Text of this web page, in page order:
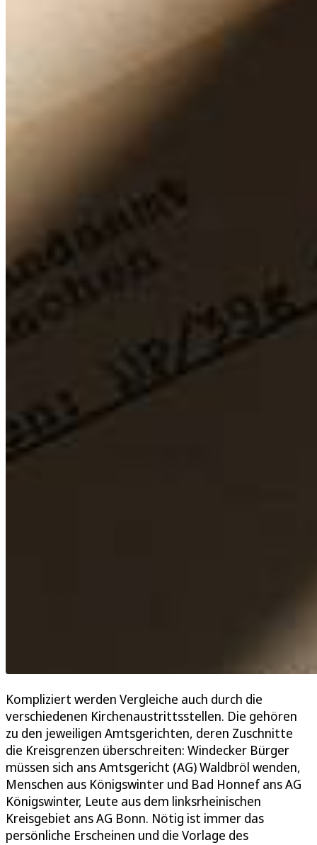
Kompliziert werden Vergleiche auch durch die
verschiedenen Kirchenaustrittsstellen. Die gehören
zu den jeweiligen Amtsgerichten, deren Zuschnitte
die Kreisgrenzen überschreiten: Windecker Bürger
müssen sich ans Amtsgericht (AG) Waldbröl wenden,
Menschen aus Königswinter und Bad Honnef ans AG
Königswinter, Leute aus dem linksrheinischen
Kreisgebiet ans AG Bonn. Nötig ist immer das
persönliche Erscheinen und die Vorlage des